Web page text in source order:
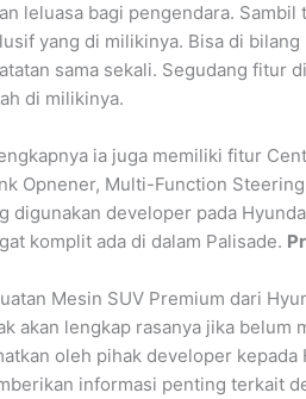
leluasa bagi pengendara.
yang di milikinya. Bisa di
sama sekali. Segudang fitur
di milikinya.
ia juga memiliki fitur
Opnener, Multi-Function
digunakan developer pada
komplit ada di dalam Palisade.
Mesin SUV Premium dari
akan lengkap rasanya jika belum
oleh pihak developer kepada
informasi penting terkait